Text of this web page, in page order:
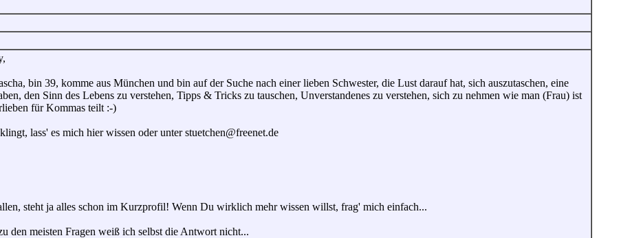
bin 39, komme aus München und bin auf der Suche nach einer lieben Schwester, die Lust darauf hat, sich auszutaschen, eine
den Sinn des Lebens zu verstehen, Tipps & Tricks zu tauschen, Unverstandenes zu verstehen, sich zu nehmen wie man (Frau) ist
für Kommas teilt :-)
lass' es mich hier wissen oder unter stuetchen@freenet.de
steht ja alles schon im Kurzprofil! Wenn Du wirklich mehr wissen willst, frag' mich einfach...
den meisten Fragen weiß ich selbst die Antwort nicht...